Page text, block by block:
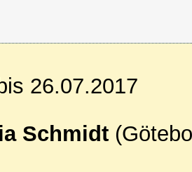
26.07.2017
Schmidt